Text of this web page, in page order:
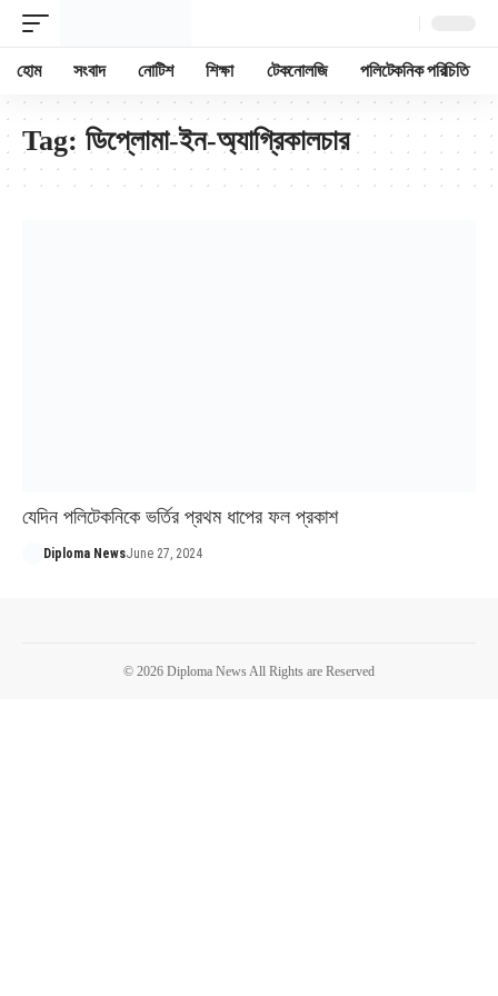
হোম সংবাদ নোটিশ শিক্ষা টেকনোলজি পলিটেকনিক পরিচিতি
Tag: ডিপ্লোমা-ইন-অ্যাগ্রিকালচার
যেদিন পলিটেকনিকে ভর্তির প্রথম ধাপের ফল প্রকাশ
Diploma NewsJune 27, 2024
© 2026 Diploma News All Rights are Reserved